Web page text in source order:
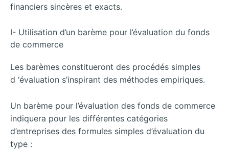
financiers sincères et exacts.
I- Utilisation d’un barème pour l’évaluation du fonds
de commerce
Les barèmes constitueront des procédés simples
d ‘évaluation s’inspirant des méthodes empiriques.
Un barème pour l’évaluation des fonds de commerce
indiquera pour les différentes catégories
d’entreprises des formules simples d’évaluation du
type :